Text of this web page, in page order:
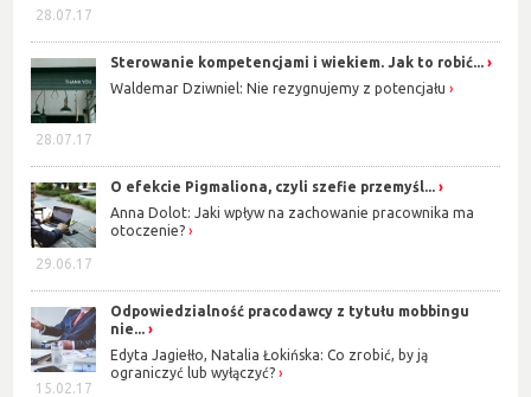
28.07.17
28.07.17
Sterowanie kompetencjami i wiekiem. Jak to robić...
Waldemar Dziwniel: Nie rezygnujemy z potencjału
29.06.17
O efekcie Pigmaliona, czyli szefie przemyśl...
Anna Dolot: Jaki wpływ na zachowanie pracownika ma
otoczenie?
15.02.17
Odpowiedzialność pracodawcy z tytułu mobbingu
nie...
Edyta Jagiełło, Natalia Łokińska: Co zrobić, by ją
ograniczyć lub wyłączyć?